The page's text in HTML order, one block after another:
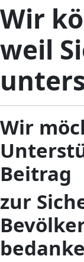
Wir
weil
Wir
Beitrag
zur